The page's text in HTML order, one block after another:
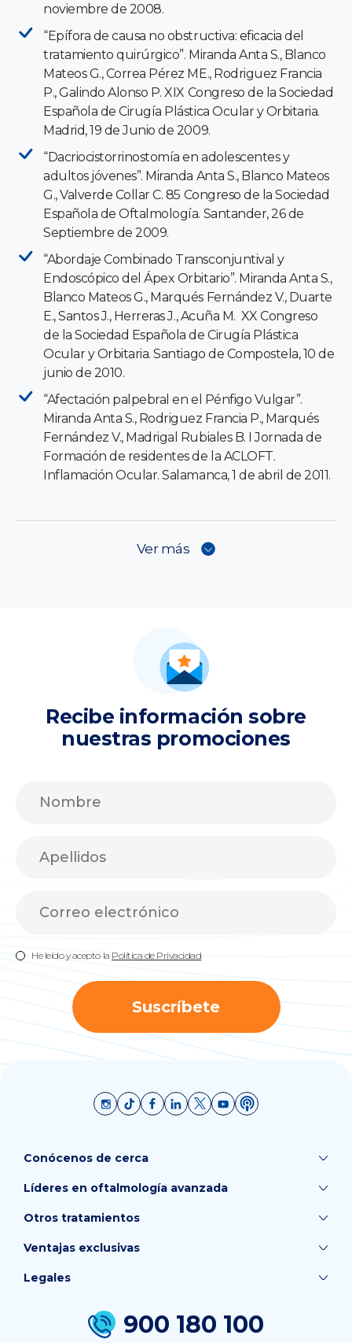
noviembre de 2008.
“Epífora de causa no obstructiva: eficacia del
tratamiento quirúrgico”. Miranda Anta S., Blanco
Mateos G., Correa Pérez ME., Rodriguez Francia
P., Galindo Alonso P. XIX Congreso de la Sociedad
Española de Cirugía Plástica Ocular y Orbitaria.
Madrid, 19 de Junio de 2009.
“Dacriocistorrinostomía en adolescentes y
adultos jóvenes”. Miranda Anta S., Blanco Mateos
G., Valverde Collar C. 85 Congreso de la Sociedad
Española de Oftalmología. Santander, 26 de
Septiembre de 2009.
“Abordaje Combinado Transconjuntival y
Endoscópico del Ápex Orbitario”. Miranda Anta S.,
Blanco Mateos G., Marqués Fernández V., Duarte
E., Santos J., Herreras J., Acuña M. XX Congreso
de la Sociedad Española de Cirugía Plástica
Ocular y Orbitaria. Santiago de Compostela, 10 de
junio de 2010.
“Afectación palpebral en el Pénfigo Vulgar”.
Miranda Anta S., Rodriguez Francia P., Marqués
Fernández V., Madrigal Rubiales B. I Jornada de
Formación de residentes de la ACLOFT.
Inflamación Ocular. Salamanca, 1 de abril de 2011.
Ver más
Recibe información sobre
nuestras promociones
He leído y acepto la Política de Privacidad
Suscríbete
Conócenos de cerca
Líderes en oftalmología avanzada
Otros tratamientos
Ventajas exclusivas
900 180 100
Legales